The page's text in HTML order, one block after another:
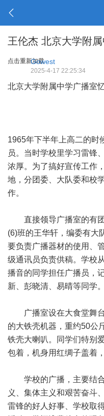
王伦杰 北京大学附
点击重新加载
Gowest
2025-4-17 22:25:34
北京大学附属中学广播室
1965年下半年上高二的时
员。当时学校里学习雷锋
浓厚。为了搞好宣传工作
地，分团委、大队委和校
作。
直接领导广播室的有团
(6)班的王华轩，编委有大
要负责广播器材的使用、
级通讯员负责供稿。学校
播音的同学担任广播员，
新、彭晓清、易晴等同学。
广播室设在大食堂舞台
的大铁壳机器，重约50公
铁壳大喇叭。同学们特别
包着，机身用红绸子盖着
学校的广播，主要结合
义、集体主义和艰苦奋斗
雷锋的好人好事、学校取